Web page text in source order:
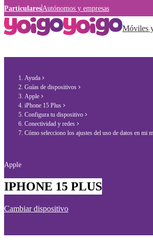
Particulares Autónomos y empresas
Móviles
Ayuda
Guías de dispositivos
Apple
iPhone 15 Plus
Configura tu dispositivo
Conectividad y redes
Cómo selecciono los ajustes del uso de datos en mi
Apple
IPHONE 15 PLUS
Cambiar dispositivo